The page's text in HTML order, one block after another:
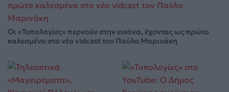
Οι «Τυπολογίες» περνούν στην εικόνα, έχοντας ως πρώτο
καλεσμένο στο νέο vidcast τον Παύλο Μαρινάκη